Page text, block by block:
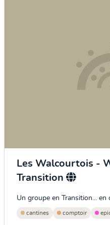
Les Walcourtois -
Transition
Un groupe en Transition... en
cantines comptoir